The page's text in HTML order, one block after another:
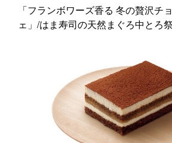
「フランボワーズ香る 冬の贅沢チ
ェ」/はま寿司の天然まぐろ中とろ祭